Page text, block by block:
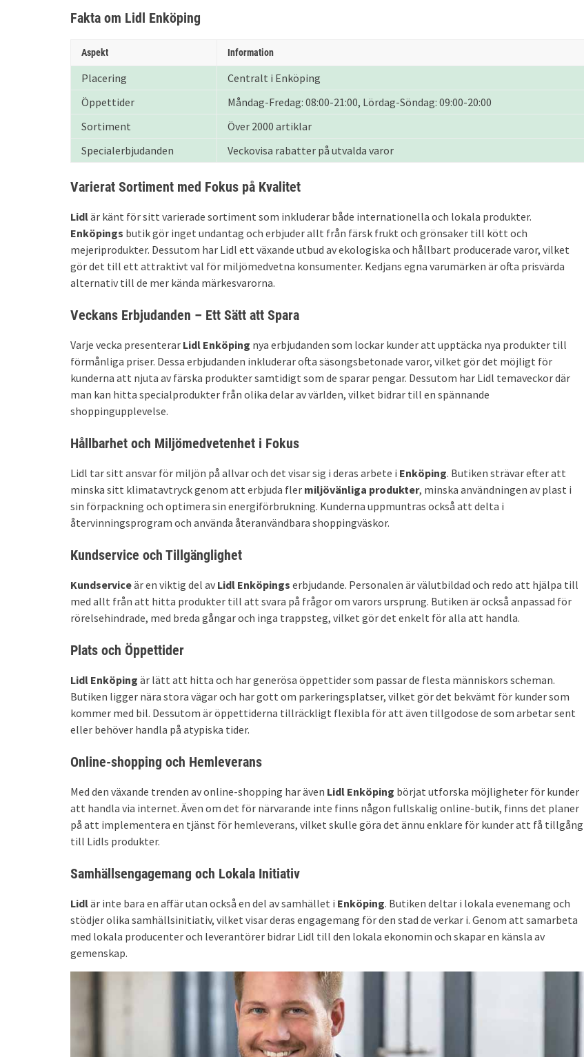
Fakta om Lidl Enköping
Aspekt Information
Placering
Centralt i Enköping
Öppettider
Måndag-Fredag: 08:00-21:00, Lördag-Söndag: 09:00-20:00
Sortiment
Över 2000 artiklar
Specialerbjudanden
Veckovisa rabatter på utvalda varor
Varierat Sortiment med Fokus på Kvalitet
Lidlär känt för sitt varierade sortiment som inkluderar både internationella och lokala produkter.
Enköpings butik gör inget undantag och erbjuder allt från färsk frukt och grönsaker till kött och
mejeriprodukter. Dessutom har Lidl ett växande utbud av ekologiska och hållbart producerade varor, vilket
gör det till ett attraktivt val för miljömedvetna konsumenter. Kedjans egna varumärken är ofta prisvärda
alternativ till de mer kända märkesvarorna.
Veckans Erbjudanden – Ett Sätt att Spara
Varje vecka presenterar Lidl Enköping nya erbjudanden som lockar kunder att upptäcka nya produkter till
förmånliga priser. Dessa erbjudanden inkluderar ofta säsongsbetonade varor, vilket gör det möjligt för
kunderna att njuta av färska produkter samtidigt som de sparar pengar. Dessutom har Lidl temaveckor där
man kan hitta specialprodukter från olika delar av världen, vilket bidrar till en spännande
shoppingupplevelse.
Hållbarhet och Miljömedvetenhet i Fokus
Lidl tar sitt ansvar för miljön på allvar och det visar sig i deras arbete i Enköping. Butiken strävar efter att
minska sitt klimatavtryck genom att erbjuda fler miljövänliga produkter, minska användningen av plast i
sin förpackning och optimera sin energiförbrukning. Kunderna uppmuntras också att delta i
återvinningsprogram och använda återanvändbara shoppingväskor.
Kundservice och Tillgänglighet
Kundserviceär en viktig del av Lidl Enköpings erbjudande. Personalen är välutbildad och redo att hjälpa till
med allt från att hitta produkter till att svara på frågor om varors ursprung. Butiken är också anpassad för
rörelsehindrade, med breda gångar och inga trappsteg, vilket gör det enkelt för alla att handla.
Plats och Öppettider
Lidl Enköping är lätt att hitta och har generösa öppettider som passar de flesta människors scheman.
Butiken ligger nära stora vägar och har gott om parkeringsplatser, vilket gör det bekvämt för kunder som
kommer med bil. Dessutom är öppettiderna tillräckligt flexibla för att även tillgodose de som arbetar sent
eller behöver handla på atypiska tider.
Online-shopping och Hemleverans
Med den växande trenden av online-shopping har även Lidl Enköping börjat utforska möjligheter för kunder
att handla via internet. Även om det för närvarande inte finns någon fullskalig online-butik, finns det planer
på att implementera en tjänst för hemleverans, vilket skulle göra det ännu enklare för kunder att få tillgång
till Lidls produkter.
Samhällsengagemang och Lokala Initiativ
Lidlär inte bara en affär utan också en del av samhället i Enköping. Butiken deltar i lokala evenemang och
stödjer olika samhällsinitiativ, vilket visar deras engagemang för den stad de verkar i. Genom att samarbeta
med lokala producenter och leverantörer bidrar Lidl till den lokala ekonomin och skapar en känsla av
gemenskap.